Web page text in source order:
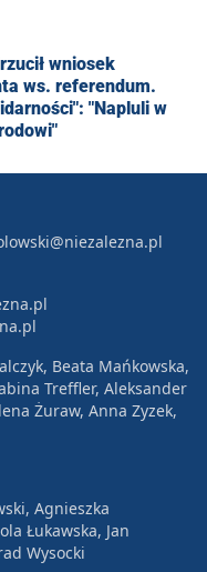
wniosek
ws. referendum.
"Napluli w
Beata Mańkowska,
Treffler, Aleksander
Żuraw, Anna Zyzek,
Agnieszka
Łukawska, Jan
Wysocki